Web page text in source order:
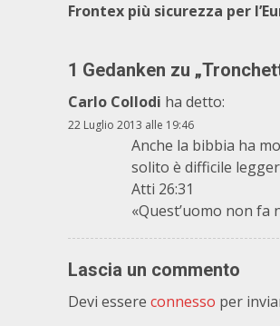
Frontex più sicurezza per
1 Gedanken zu „
Carlo Collodi ha detto:
22 Luglio 2013 alle 19:46
Anche la bibbia ha
solito è difficile
Atti 26:31
«Quest’uomo non
Lascia un commento
Devi essere connesso per